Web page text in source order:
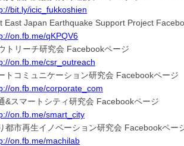
bit.ly/icic_fukkoshien
Japan Earthquake Support Project
on.fb.me/qKPQV6
トリーチ研究会 Facebookページ
on.fb.me/csr_outreach
トコミュニケーション研究会 Facebookページ
on.fb.me/corporate_com
&スマートシティ研究会 Facebookページ
on.fb.me/smart_city
都市再生イノベーション研究会 Facebookペー
on.fb.me/machilab